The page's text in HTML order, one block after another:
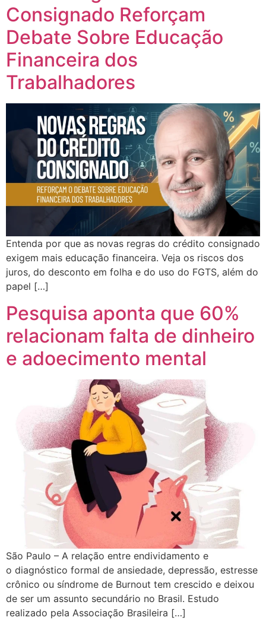
Consignado Reforçam
Debate Sobre Educação
Financeira dos
Trabalhadores
Entenda por que as novas regras do crédito consignado
exigem mais educação financeira. Veja os riscos dos
juros, do desconto em folha e do uso do FGTS, além do
papel […]
Pesquisa aponta que 60%
relacionam falta de dinheiro
e adoecimento mental
São Paulo – A relação entre endividamento e
o diagnóstico formal de ansiedade, depressão, estresse
crônico ou síndrome de Burnout tem crescido e deixou
de ser um assunto secundário no Brasil. Estudo
realizado pela Associação Brasileira […]